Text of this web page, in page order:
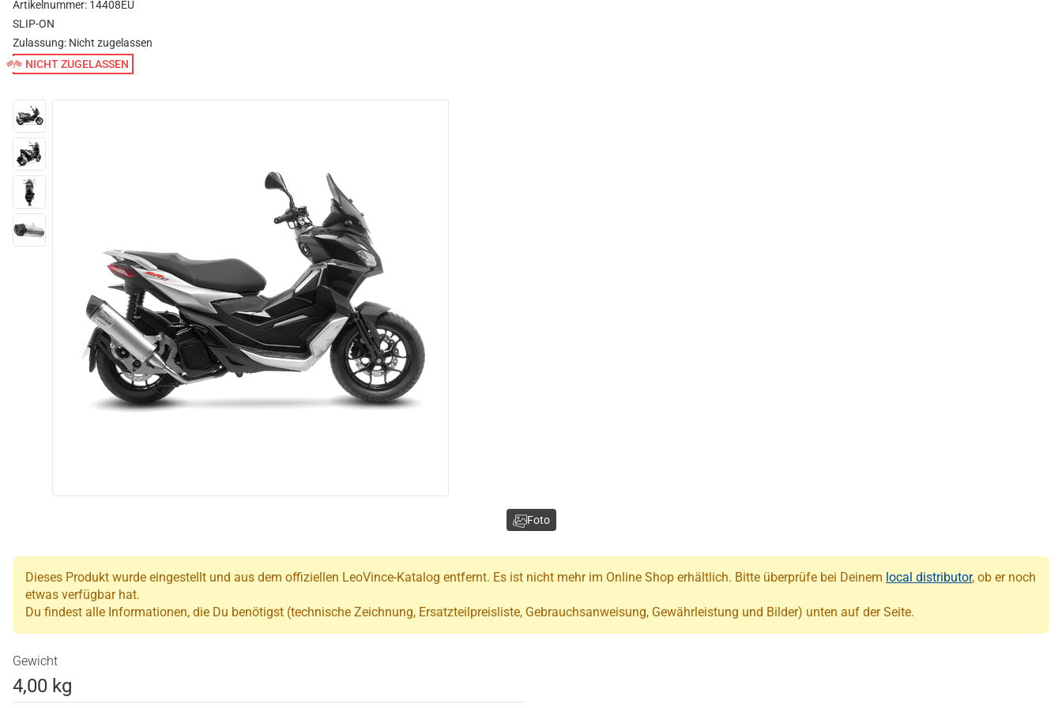
Artikelnummer: 14408EU
SLIP-ON
Zulassung: Nicht zugelassen
NICHT ZUGELASSEN
Dieses Produkt wurde eingestellt und aus dem offiziellen LeoVince-Katalog entfernt. Es ist nicht mehr im Online Shop erhältlich. Bitte überprüfe bei Deinem local distributor, ob er noch
etwas verfügbar hat.
Du findest alle Informationen, die Du benötigst (technische Zeichnung, Ersatzteilpreisliste, Gebrauchsanweisung, Gewährleistung und Bilder) unten auf der Seite.
Gewicht
4,00 kg
Foto